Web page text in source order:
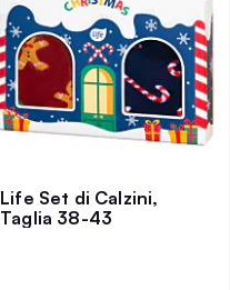
Life Set di Calzini,
Taglia 38-43